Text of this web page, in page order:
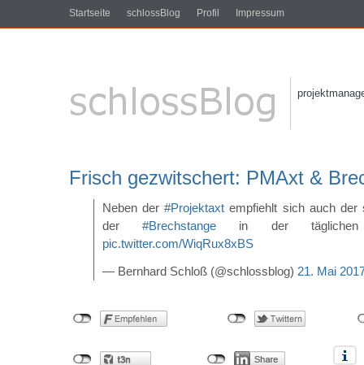
Startseite schlossBlog Profil Impressum
Frisch gezwitschert: PMAxt &
Neben der#Projektaxt empfiehlt sich auch der
der#Brechstange in der täglichen
pic.twitter.com/WiqRux8xBS
— Bernhard Schloß (@schlossblog) 21. Mai